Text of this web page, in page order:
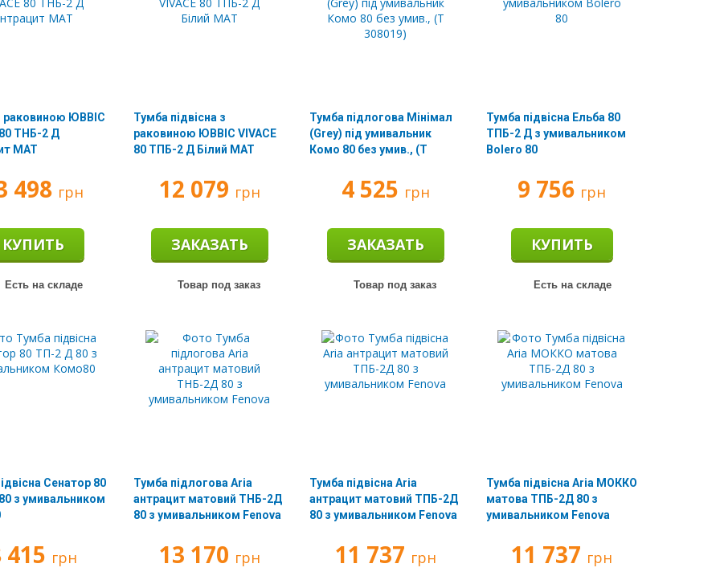
раковиною ЮВВІС
80 ТНБ-2 Д
МАТ
498 грн
КУПИТЬ
Есть на складе
Тумба підвісна з
раковиною ЮВВІС VIVACE
80 ТПБ-2 Д Білий МАТ
12 079 грн
ЗАКАЗАТЬ
Товар под заказ
Тумба підлогова Мінімал
(Grey) під умивальник
Комо 80 без умив., (Т
4 525 грн
ЗАКАЗАТЬ
Товар под заказ
Тумба підвісна Ельба 80
ТПБ-2 Д з умивальником
Bolero 80
9 756 грн
КУПИТЬ
Есть на складе
Сенатор 80
з умивальником
415 грн
Тумба підлогова Aria
антрацит матовий ТНБ-2Д
80 з умивальником Fenova
13 170 грн
Тумба підвісна Aria
антрацит матовий ТПБ-2Д
80 з умивальником Fenova
11 737 грн
Тумба підвісна Aria МОККО
матова ТПБ-2Д 80 з
умивальником Fenova
11 737 грн